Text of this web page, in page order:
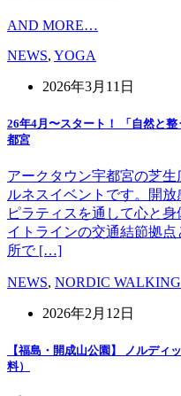
AND MORE…
NEWS, YOGA
2026年3月11日
26年4月〜スタート！ 「自然と
都宮
アークタウン宇都宮の芝
ルネスイベントです。開
ピラティスを通して心と
イトラインの交通結節拠
所で […]
NEWS, NORDIC WALKING
2026年2月12日
【福島・開成山公園】 ノルディ
料）